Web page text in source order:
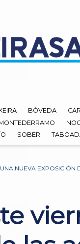
BÓVEDA
SOBER
NUEVA